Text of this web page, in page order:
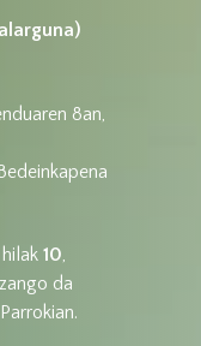
8an,
hilak10,
da